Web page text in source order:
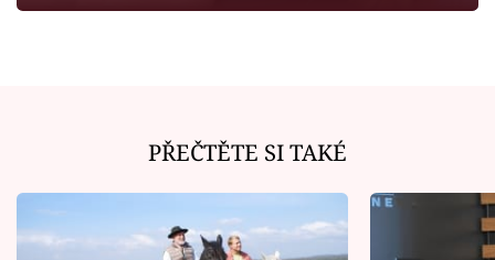
Sledujte nás
PŘEČTĚTE SI TAKÉ